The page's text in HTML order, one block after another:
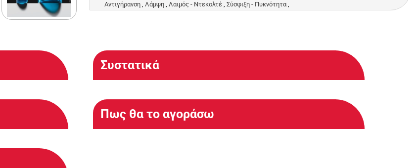
Αντιγήρανση, Λάμψη, Λαιμός - Ντεκολτέ, Σύσφιξη - Πυκνότητα,
Συστατικά
Πως θα το αγοράσω